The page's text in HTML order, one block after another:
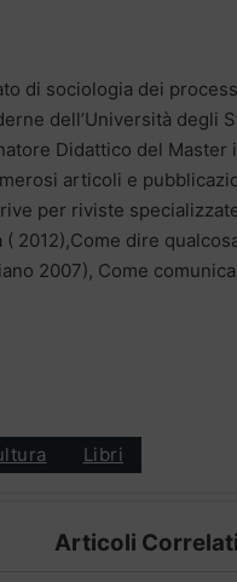
di sociologia dei
dell’Università degli
Didattico del
articoli e
per riviste
2012),Come dire
2007), Come
Libri
Articoli Correlati